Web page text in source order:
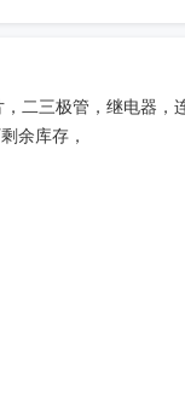
SI4755
D
二三极管，继电器，
余库存，